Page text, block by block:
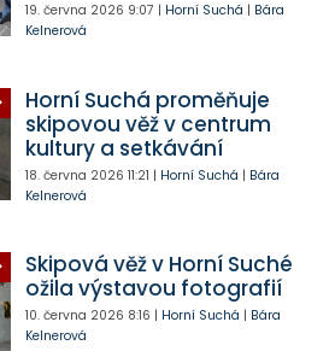
19. června 2026 9:07 | Horní Suchá | Bára
Kelnerová
Horní Suchá proměňuje
skipovou věž v centrum
kultury a setkávání
18. června 2026 11:21 | Horní Suchá | Bára
Kelnerová
Skipová věž v Horní Suché
ožila výstavou fotografií
10. června 2026 8:16 | Horní Suchá | Bára
Kelnerová